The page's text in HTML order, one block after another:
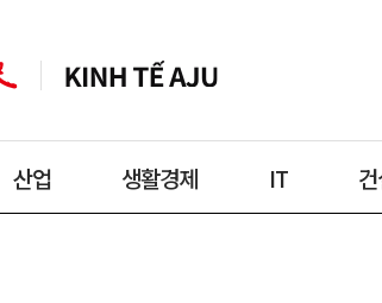
산업 생활경제 IT